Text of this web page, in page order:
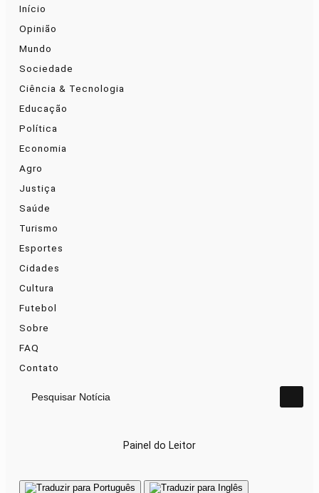
Início
Opinião
Mundo
Sociedade
Ciência & Tecnologia
Educação
Política
Economia
Agro
Justiça
Saúde
Turismo
Esportes
Cidades
Cultura
Futebol
Sobre
FAQ
Contato
Pesquisar Notícia
Painel do Leitor